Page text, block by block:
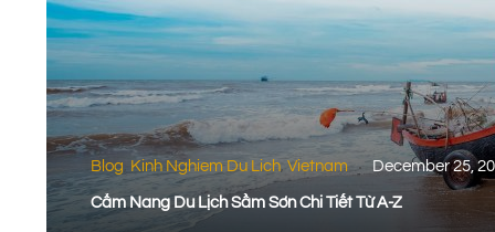
Blog Kinh Nghiem Du Lich, Vietnam December 25,
Cẩm Nang Du Lịch Sầm Sơn Chi Tiết Từ A-Z